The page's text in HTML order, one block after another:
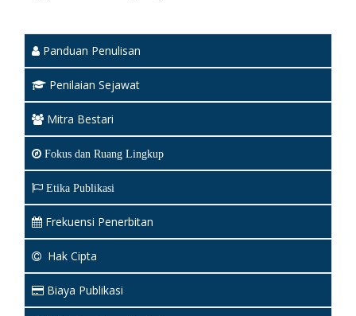
Panduan Penulisan
Penilaian Sejawat
Mitra Bestari
Fokus dan Ruang Lingkup
Etika Publikasi
Frekuensi Penerbitan
Hak Cipta
Biaya Publikasi